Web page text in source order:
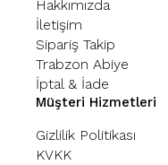
Hakkımızda
İletişim
Sipariş Takip
Trabzon Abiye
İptal & İade
Müşteri Hizmetleri
Gizlilik Politikası
KVKK